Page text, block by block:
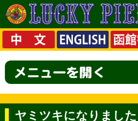
ヤミツキになりました